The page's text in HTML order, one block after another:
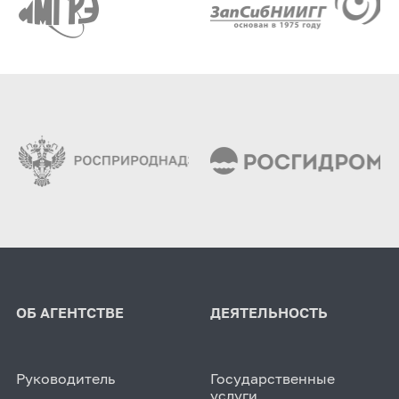
ОБ АГЕНТСТВЕ
Руководитель
ДЕЯТЕЛЬНОСТЬ
Государственные
услуги